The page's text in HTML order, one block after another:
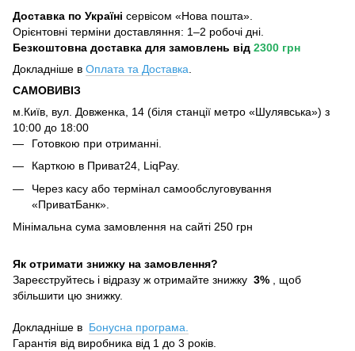
Доставка по Україні сервісом «Нова пошта».
Орієнтовні терміни доставляння: 1–2 робочі дні.
Безкоштовна доставка для замовлень від 2300 грн
Докладніше в Оплата та Доставка
САМОВИВІЗ
м.Київ, вул. Довженка, 14 (біля станції метро «Шулявська») з
10:00 до 18:00
Готовкою при отриманні.
Карткою в Приват24, LiqPay.
Через касу або термінал самообслуговування
«ПриватБанк».
Мінімальна сума замовлення на сайті 250 грн
Як отримати знижку на замовлення?
Зареєструйтесь і відразу ж отримайте знижку 3% , щоб
збільшити цю знижку.
Докладніше в Бонусна програма.
Гарантія від виробника від 1 до 3 років.